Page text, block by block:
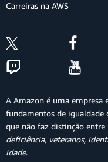
Carreiras na AWS
A Amazon é uma empresa
fundamentos de igualdade
que não faz distinção entre
deficiência, veteranos,
idade.